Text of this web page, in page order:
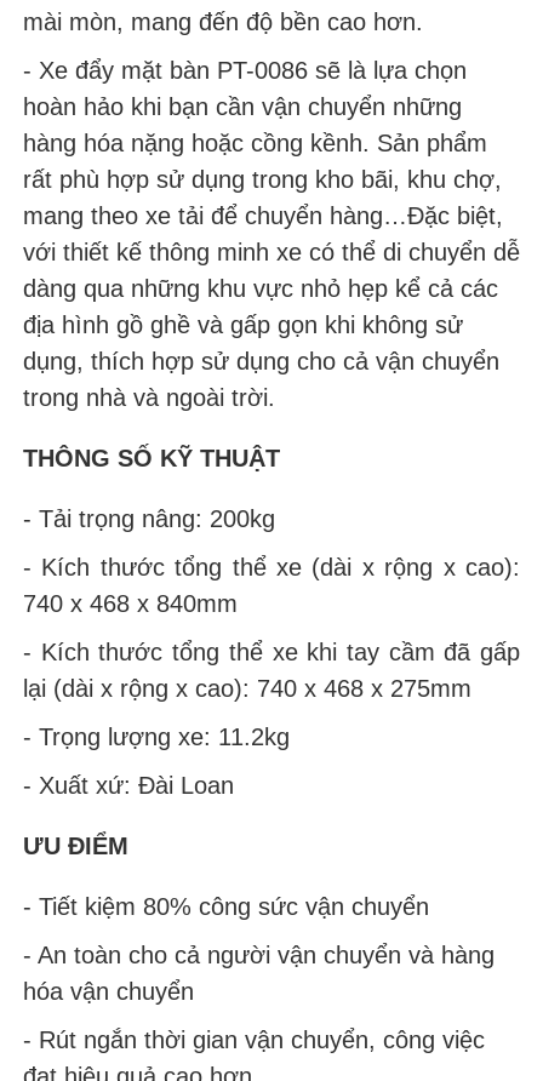
mài mòn, mang đến độ bền cao hơn.
- Xe đẩy mặt bàn PT-0086 sẽ là lựa chọn
hoàn hảo khi bạn cần vận chuyển những
hàng hóa nặng hoặc cồng kềnh. Sản phẩm
rất phù hợp sử dụng trong kho bãi, khu chợ,
mang theo xe tải để chuyển hàng…Đặc biệt,
với thiết kế thông minh xe có thể di chuyển dễ
dàng qua những khu vực nhỏ hẹp kể cả các
địa hình gồ ghề và gấp gọn khi không sử
dụng, thích hợp sử dụng cho cả vận chuyển
trong nhà và ngoài trời.
THÔNG SỐ KỸ THUẬT
- Tải trọng nâng: 200kg
- Kích thước tổng thể xe (dài x rộng x cao):
740 x 468 x 840mm
- Kích thước tổng thể xe khi tay cầm đã gấp
lại (dài x rộng x cao): 740 x 468 x 275mm
- Trọng lượng xe: 11.2kg
- Xuất xứ: Đài Loan
ƯU ĐIỂM
- Tiết kiệm 80% công sức vận chuyển
- An toàn cho cả người vận chuyển và hàng
hóa vận chuyển
- Rút ngắn thời gian vận chuyển, công việc